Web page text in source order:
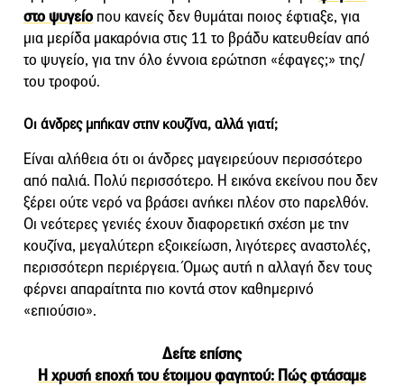
στο ψυγείο που κανείς δεν θυμάται ποιος έφτιαξε, για
μια μερίδα μακαρόνια στις 11 το βράδυ κατευθείαν από
το ψυγείο, για την όλο έννοια ερώτηση «έφαγες;» της/
του τροφού.
Οι άνδρες μπήκαν στην κουζίνα, αλλά γιατί;
Είναι αλήθεια ότι οι άνδρες μαγειρεύουν περισσότερο
από παλιά. Πολύ περισσότερο. Η εικόνα εκείνου που δεν
ξέρει ούτε νερό να βράσει ανήκει πλέον στο παρελθόν.
Οι νεότερες γενιές έχουν διαφορετική σχέση με την
κουζίνα, μεγαλύτερη εξοικείωση, λιγότερες αναστολές,
περισσότερη περιέργεια. Όμως αυτή η αλλαγή δεν τους
φέρνει απαραίτητα πιο κοντά στον καθημερινό
«επιούσιο».
Δείτε επίσης
Η χρυσή εποχή του έτοιμου φαγητού: Πώς φτάσαμε